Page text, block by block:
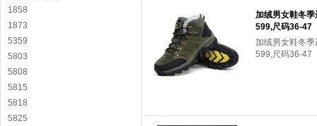
1858
1873
5359
5803
5808
5815
5818
5825
加绒男女鞋冬
599,尺码36-47
加绒男女鞋冬
599,尺码36-47